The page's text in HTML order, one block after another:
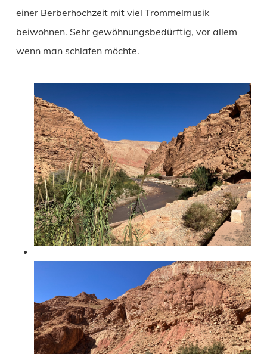
einer Berberhochzeit mit viel Trommelmusik
beiwohnen. Sehr gewöhnungsbedürftig, vor allem
wenn man schlafen möchte.